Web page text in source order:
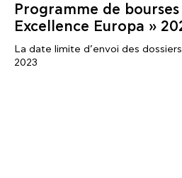
Programme de
Excellence Europa »
La date limite d’envoi des
2023